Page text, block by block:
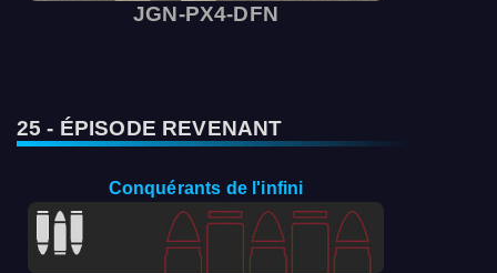
JGN-PX4-DFN
25 - ÉPISODE REVENANT
Conquérants de l'infini